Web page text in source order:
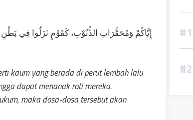
إِيَّاكُمْ وَمُحَقَّرَاتِ الذُّنُوْبِ، كَقَوْمٍ نَزَلُوا فِي بَطْنِ
kaum yang berada di perut lembah lalu
dapat menanak roti mereka.
maka dosa-dosa tersebut akan